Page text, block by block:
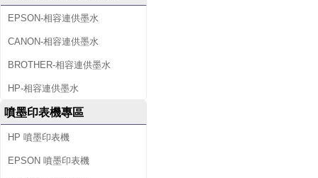
EPSON-相容連供墨水
CANON-相容連供墨水
BROTHER-相容連供墨水
HP-相容連供墨水
噴墨印表機專區
HP 噴墨印表機
EPSON 噴墨印表機